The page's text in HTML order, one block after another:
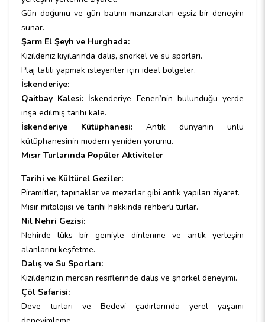
Gün doğumu ve gün batımı manzaraları eşsiz bir deneyim
sunar.
Şarm El Şeyh ve Hurghada:
Kızıldeniz kıyılarında dalış, şnorkel ve su sporları.
Plaj tatili yapmak isteyenler için ideal bölgeler.
İskenderiye:
Qaitbay Kalesi: İskenderiye Feneri’nin bulunduğu yerde
inşa edilmiş tarihi kale.
İskenderiye Kütüphanesi: Antik dünyanın ünlü
kütüphanesinin modern yeniden yorumu.
Mısır Turlarında Popüler Aktiviteler
Tarihi ve Kültürel Geziler:
Piramitler, tapınaklar ve mezarlar gibi antik yapıları ziyaret.
Mısır mitolojisi ve tarihi hakkında rehberli turlar.
Nil Nehri Gezisi:
Nehirde lüks bir gemiyle dinlenme ve antik yerleşim
alanlarını keşfetme.
Dalış ve Su Sporları:
Kızıldeniz’in mercan resiflerinde dalış ve şnorkel deneyimi.
Çöl Safarisi:
Deve turları ve Bedevi çadırlarında yerel yaşamı